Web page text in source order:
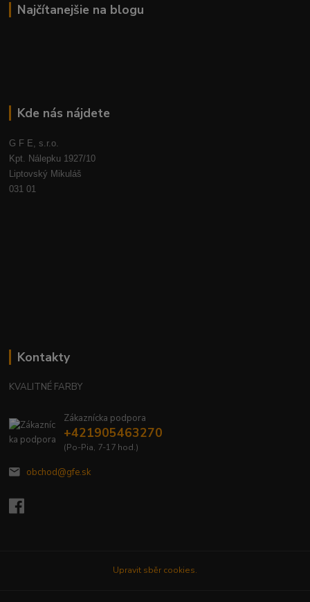
Najčítanejšie na blogu
Kde nás nájdete
G F E, s.r.o.
Kpt. Nálepku 1927/10
Liptovský Mikuláš
031 01
Kontakty
KVALITNÉ FARBY
Zákaznícka podpora
+421905463270
(Po-Pia, 7-17 hod.)
obchod@gfe.sk
Upravit sběr cookies.